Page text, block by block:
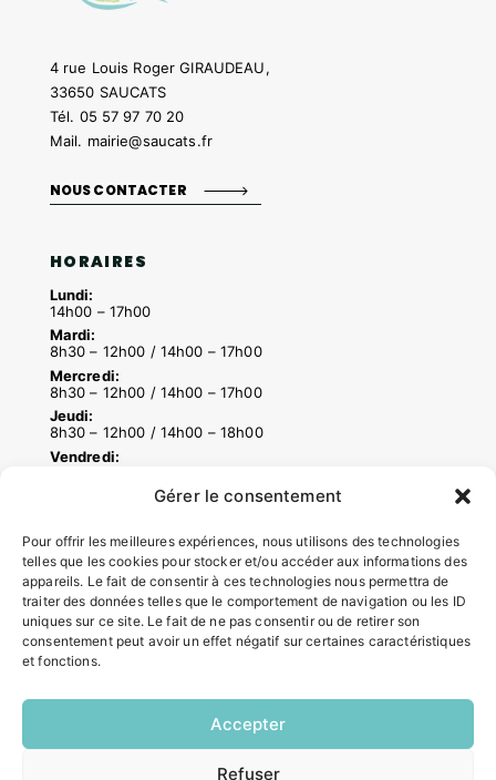
Gérer le consentement
Pour offrir les meilleures expériences, nous utilisons des technologies
telles que les cookies pour stocker et/ou accéder aux informations des
appareils. Le fait de consentir à ces technologies nous permettra de
traiter des données telles que le comportement de navigation ou les ID
uniques sur ce site. Le fait de ne pas consentir ou de retirer son
consentement peut avoir un effet négatif sur certaines caractéristiques
et fonctions.
Accepter
Refuser
4 rue Louis Roger GIRAUDEAU,
33650 SAUCATS
Tél. 05 57 97 70 20
Mail. mairie@saucats.fr
NOUS CONTACTER
HORAIRES
Lundi:
14h00 – 17h00
Mardi:
8h30 – 12h00 / 14h00 – 17h00
Mercredi:
8h30 – 12h00 / 14h00 – 17h00
Jeudi:
8h30 – 12h00 / 14h00 – 18h00
Vendredi:
ACCÉS RAPIDES
Contacter la mairie
Pôle santé
Le Saucatais
Formalités administratives
Demander un composteur
INFORMATIONS LÉGALES